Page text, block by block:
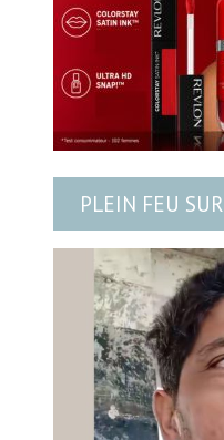
PLEIN FEU SUR